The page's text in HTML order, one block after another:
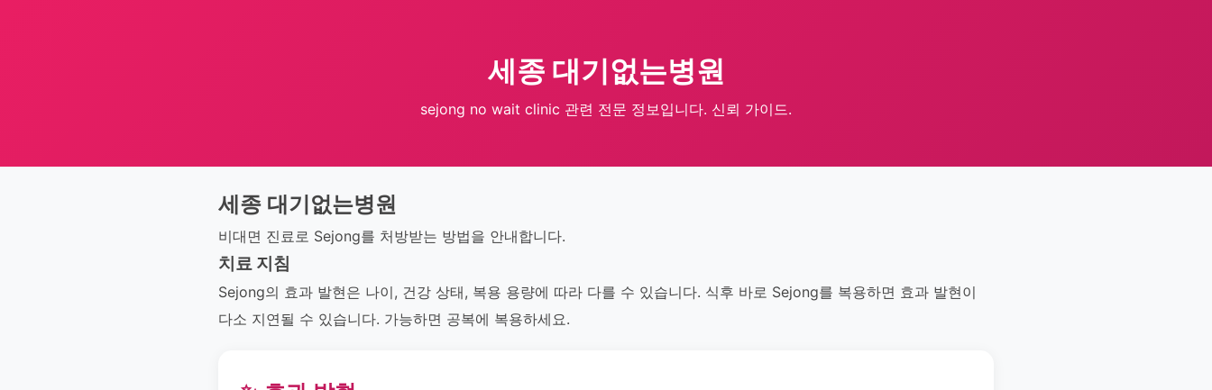
세종 대기없는병원
sejong no wait clinic 관련 전문 정보입니다. 신뢰 가이드.
세종 대기없는병원
비대면 진료로 Sejong를 처방받는 방법을 안내합니다.
치료 지침
Sejong의 효과 발현은 나이, 건강 상태, 복용 용량에 따라 다를 수 있습니다. 식후 바로 Sejong를 복용하면 효과 발현이
다소 지연될 수 있습니다. 가능하면 공복에 복용하세요.